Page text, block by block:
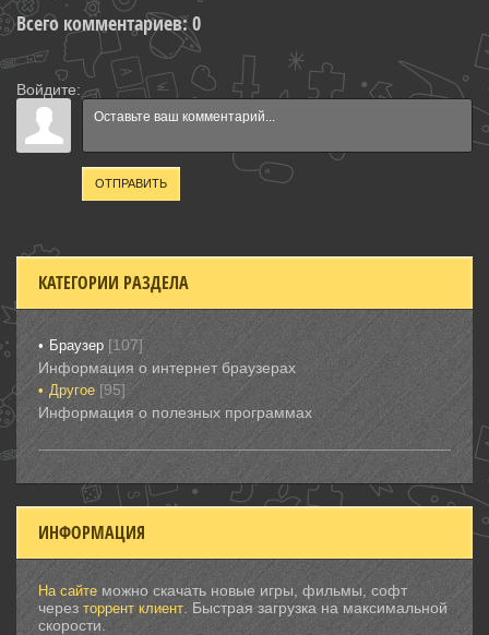
Всего комментариев:0
Войдите:
ОТПРАВИТЬ
КАТЕГОРИИ РАЗДЕЛА
Браузер [107]
Информация о интернет браузерах
Другое [95]
Информация о полезных программах
ИНФОРМАЦИЯ
На сайте можно скачать новые игры, фильмы, софт
через торрент клиент . Быстрая загрузка на максимальной
скорости.